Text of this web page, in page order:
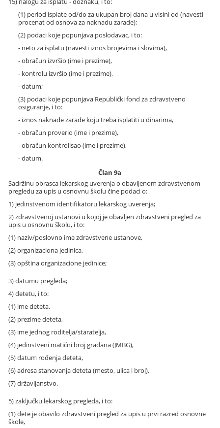
(1) period isplate od/do za ukupan broj dana u visini od (navesti
procenat od osnova za naknadu zarade);
(2) podaci koje popunjava poslodavac, i to:
- neto za isplatu (navesti iznos brojevima i slovima),
- obračun izvršio (ime i prezime),
- kontrolu izvršio (ime i prezime),
- datum;
(3) podaci koje popunjava Republički fond za zdravstveno
osiguranje, i to:
- iznos naknade zarade koju treba isplatiti u dinarima,
- obračun proverio (ime i prezime),
- obračun kontrolisao (ime i prezime),
- datum.
Član 9a
Sadržinu obrasca lekarskog uverenja o obavljenom zdravstvenom
pregledu za upis u osnovnu školu čine podaci o:
1) jedinstvenom identifikatoru lekarskog uverenja;
2) zdravstvenoj ustanovi u kojoj je obavljen zdravstveni pregled za
upis u osnovnu školu, i to:
(1) naziv/poslovno ime zdravstvene ustanove,
(2) organizaciona jedinica,
(3) opština organizacione jedinice;
3) datumu pregleda;
4) detetu, i to:
(1) ime deteta,
(2) prezime deteta,
(3) ime jednog roditelja/staratelja,
(4) jedinstveni matični broj građana (JMBG),
(5) datum rođenja deteta,
(6) adresa stanovanja deteta (mesto, ulica i broj),
(7) državljanstvo.
5) zaključku lekarskog pregleda, i to:
(1) dete je obavilo zdravstveni pregled za upis u prvi razred osnovne
škole,